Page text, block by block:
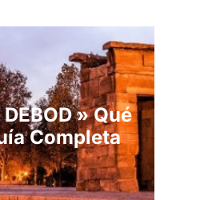
» Qué
Completa